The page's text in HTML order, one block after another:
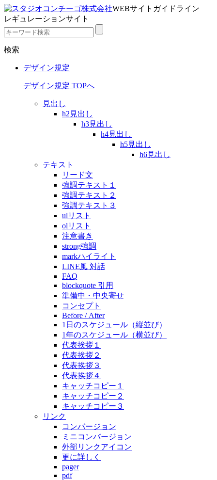
WEBサイトガイドライン
レギュレーションサイト
検索
デザイン規定
デザイン規定 TOPへ
見出し
h2見出し
h3見出し
h4見出し
h5見出し
h6見出し
テキスト
リード文
強調テキスト１
強調テキスト２
強調テキスト３
ulリスト
olリスト
注意書き
strong強調
markハイライト
LINE風 対話
FAQ
blockquote 引用
準備中・中央寄せ
コンセプト
Before / After
1日のスケジュール（縦並び）
1年のスケジュール（横並び）
代表挨拶１
代表挨拶２
代表挨拶３
代表挨拶４
キャッチコピー１
キャッチコピー２
キャッチコピー３
リンク
コンバージョン
ミニコンバージョン
外部リンクアイコン
更に詳しく
pager
pdf